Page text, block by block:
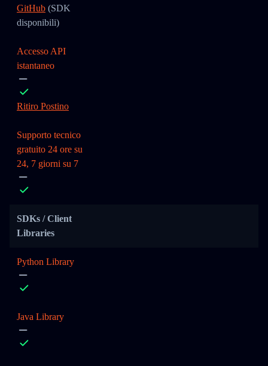
GitHub (SDK
disponibili)
Accesso API
istantaneo
Ritiro Postino
Supporto tecnico
gratuito 24 ore su
24, 7 giorni su 7
SDKs / Client
Libraries
Python Library
Java Library